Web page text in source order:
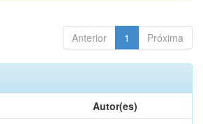
Anterior 1 Próxima
Autor(es)